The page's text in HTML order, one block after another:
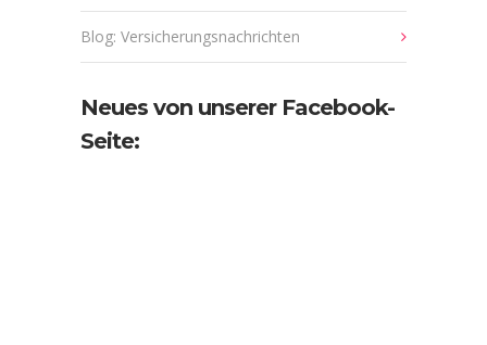
Blog: Versicherungsnachrichten
Neues von unserer Facebook-
Seite: